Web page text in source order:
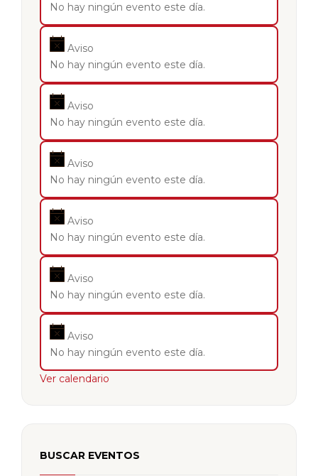
No hay ningún evento este día.
Aviso
No hay ningún evento este día.
Aviso
No hay ningún evento este día.
Aviso
No hay ningún evento este día.
Aviso
No hay ningún evento este día.
Aviso
No hay ningún evento este día.
Aviso
No hay ningún evento este día.
Ver calendario
BUSCAR EVENTOS